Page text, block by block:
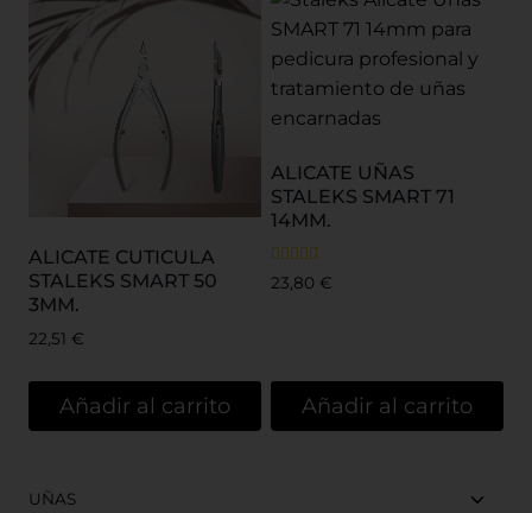
ALICATE CUTICULA
STALEKS SMART 50
3MM.
22,51 €
Añadir al carrito
ALICATE UÑAS
STALEKS SMART 71
14MM.
Valorado
con
23,80 €
Añadir al carrito
UÑAS